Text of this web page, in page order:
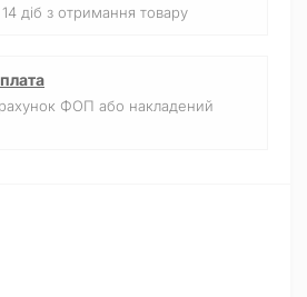
діб з отримання товару
ФОП або накладений